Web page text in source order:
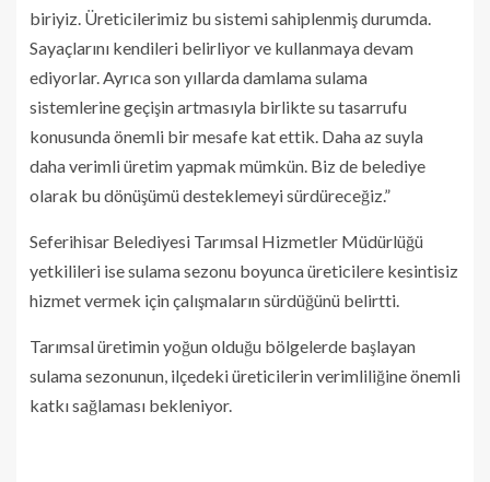
biriyiz. Üreticilerimiz bu sistemi sahiplenmiş durumda.
Sayaçlarını kendileri belirliyor ve kullanmaya devam
ediyorlar. Ayrıca son yıllarda damlama sulama
sistemlerine geçişin artmasıyla birlikte su tasarrufu
konusunda önemli bir mesafe kat ettik. Daha az suyla
daha verimli üretim yapmak mümkün. Biz de belediye
olarak bu dönüşümü desteklemeyi sürdüreceğiz.”
Seferihisar Belediyesi Tarımsal Hizmetler Müdürlüğü
yetkilileri ise sulama sezonu boyunca üreticilere kesintisiz
hizmet vermek için çalışmaların sürdüğünü belirtti.
Tarımsal üretimin yoğun olduğu bölgelerde başlayan
sulama sezonunun, ilçedeki üreticilerin verimliliğine önemli
katkı sağlaması bekleniyor.